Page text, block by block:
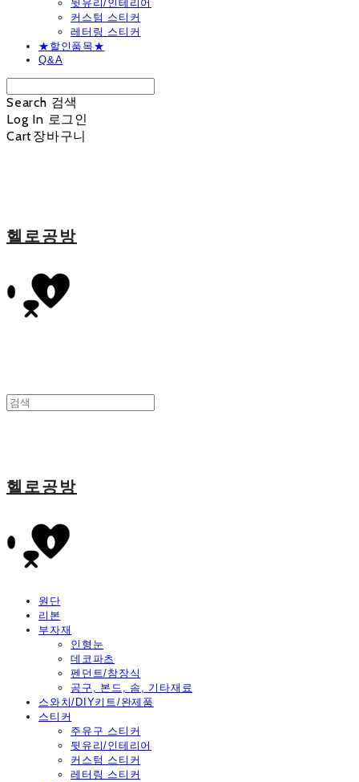
뒷유리/인테리어
커스텀 스티커
레터링 스티커
★할인품목★
Q&A
Search 검색
Log In 로그인
Cart장바구니
헬로공방
헬로공방
원단
리본
부자재
인형눈
데코파츠
펜던트/참장식
공구, 본드, 솜, 기타재료
스와치/DIY키트/완제품
스티커
주유구 스티커
뒷유리/인테리어
커스텀 스티커
레터링 스티커